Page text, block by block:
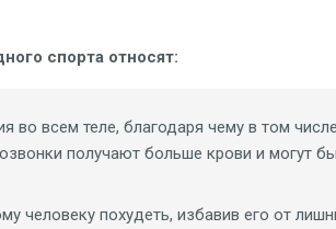
спорта относят:
во всем теле, благодаря чему в том
получают больше крови и могут
человеку похудеть, избавив его от